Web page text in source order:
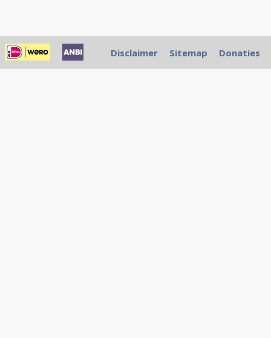
Disclaimer Sitemap Donaties